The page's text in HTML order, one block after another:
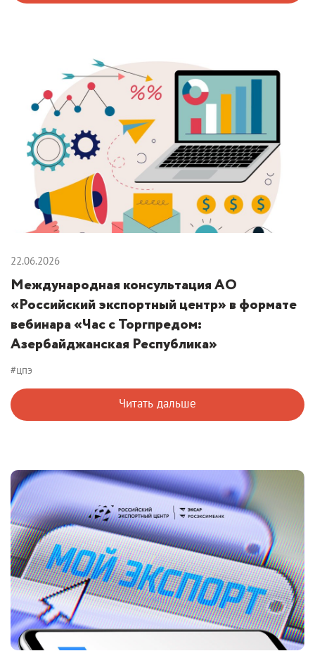
22.06.2026
Международная консультация АО
«Российский экспортный центр» в формате
вебинара «Час с Торгпредом:
Азербайджанская Республика»
#цпэ
Читать дальше